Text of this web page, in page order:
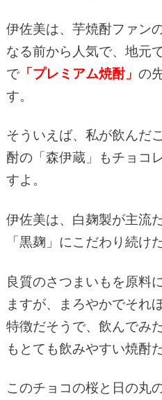
伊佐美は、芋焼酎ファン
なる前から人気で、地元
で「プレミアム焼酎」 の
す。
そういえば、私が飲んだ
酎の「森伊蔵」もチョコ
すよ。
伊佐美は、白麹製が主流
「黒麹」にこだわり続け
良質のさつまいもを原料
ますが、まろやかでそれ
特徴だそうで、飲んでみ
もとても飲みやすい焼酎
このチョコの桜と日の丸